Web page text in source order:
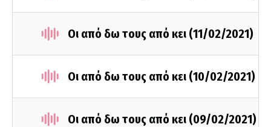
Οι από δω τους από κει (11/02/2021)
Οι από δω τους από κει (10/02/2021)
Οι από δω τους από κει (09/02/2021)